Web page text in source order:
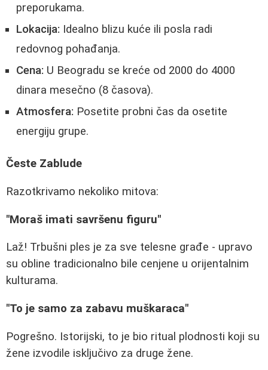
preporukama.
Lokacija: Idealno blizu kuće ili posla radi
redovnog pohađanja.
Cena: U Beogradu se kreće od 2000 do 4000
dinara mesečno (8 časova).
Atmosfera: Posetite probni čas da osetite
energiju grupe.
Česte Zablude
Razotkrivamo nekoliko mitova:
"Moraš imati savršenu figuru"
Laž! Trbušni ples je za sve telesne građe - upravo
su obline tradicionalno bile cenjene u orijentalnim
kulturama.
"To je samo za zabavu muškaraca"
Pogrešno. Istorijski, to je bio ritual plodnosti koji su
žene izvodile isključivo za druge žene.